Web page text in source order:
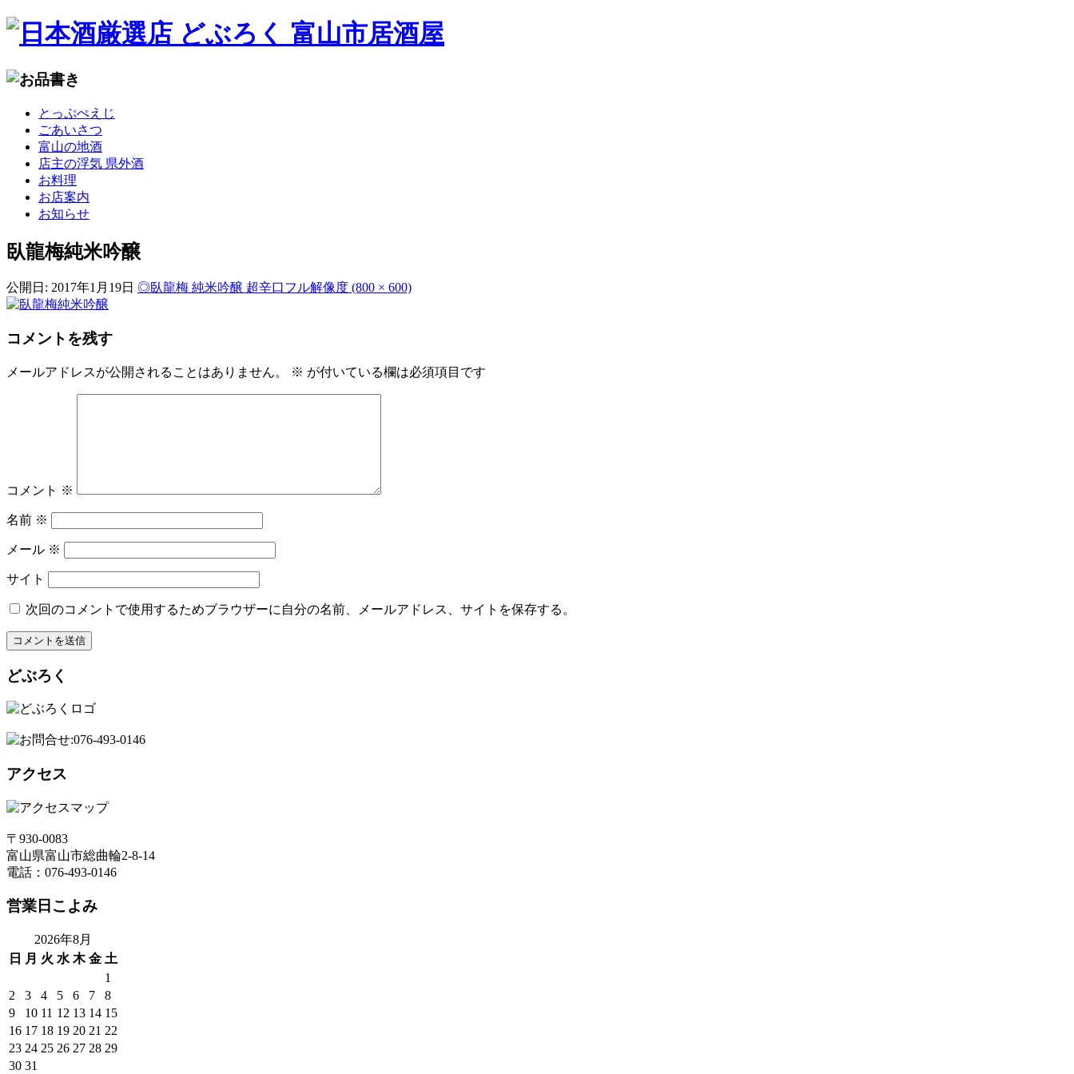
とっぷぺえじ
ごあいさつ
富山の地酒
店主の浮気 県外酒
お料理
お店案内
お知らせ
臥龍梅純米吟醸
公開日: 2017年1月19日 ◎臥龍梅 純米吟醸 超辛口フル解像度 (800 × 600)
コメントを残す
メールアドレスが公開されることはありません。 ※ が付いている欄は必須項目です
コメント ※
名前 ※
メール ※
サイト
次回のコメントで使用するためブラウザーに自分の名前、メールアドレス、サイトを保存する。
どぶろく
アクセス
〒930-0083
富山県富山市総曲輪2-8-14
電話：076-493-0146
営業日こよみ
2026年8月
日
月 火 水 木 金 土
1
2
3 4 5 6 7
8
9
10 11 12 13 14 15
16 17 18 19 20 21 22
23 24 25 26 27 28 29
30 31